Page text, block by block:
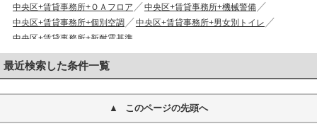
中央区+賃貸事務所+ＯＡフロア
中央区+賃貸事務所+機械警備
中央区+賃貸事務所+個別空調
中央区+賃貸事務所+男女別トイレ
中央区+賃貸事務所+新耐震基準
最近検索した条件一覧
このページの先頭へ